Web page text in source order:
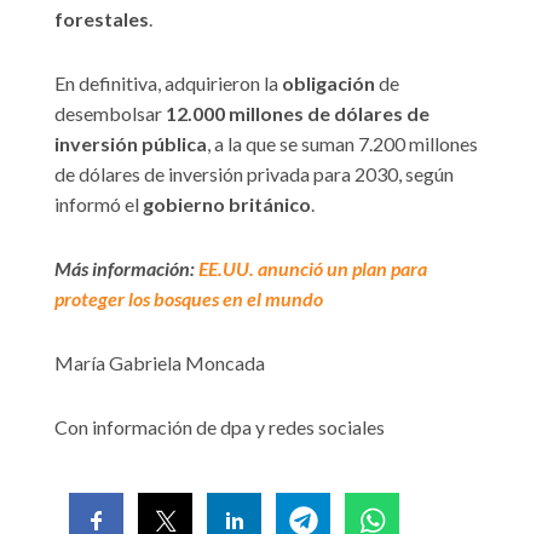
forestales.
En definitiva, adquirieron la obligación de
desembolsar 12.000 millones de dólares de
inversión pública, a la que se suman 7.200 millones
de dólares de inversión privada para 2030, según
informó el gobierno británico.
Más información:EE.UU. anunció un plan para
proteger los bosques en el mundo
María Gabriela Moncada
Con información de dpa y redes sociales